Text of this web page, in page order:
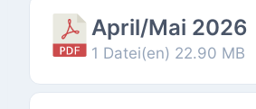
April/Mai 2026
1 Datei(en) 22.90 MB